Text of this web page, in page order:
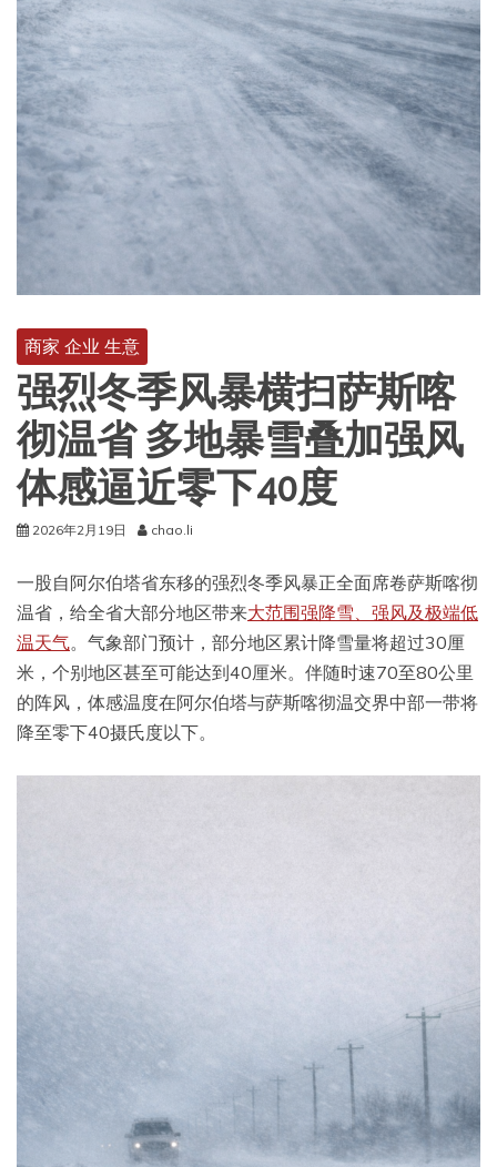
商家 企业 生意
强烈冬季风暴横扫萨斯喀
彻温省 多地暴雪叠加强风
体感逼近零下40度
2026年2月19日 chao.li
一股自阿尔伯塔省东移的强烈冬季风暴正全面席卷萨斯喀彻
温省，给全省大部分地区带来大范围强降雪、强风及极端低
温天气。气象部门预计，部分地区累计降雪量将超过30厘
米，个别地区甚至可能达到40厘米。伴随时速70至80公里
的阵风，体感温度在阿尔伯塔与萨斯喀彻温交界中部一带将
降至零下40摄氏度以下。